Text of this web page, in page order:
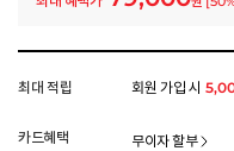
멤버십 상시 할인
모든 혜택이 적용된 금액으로, 실제
최대 적립 회원 가입 시
카드혜택 무이자 할부